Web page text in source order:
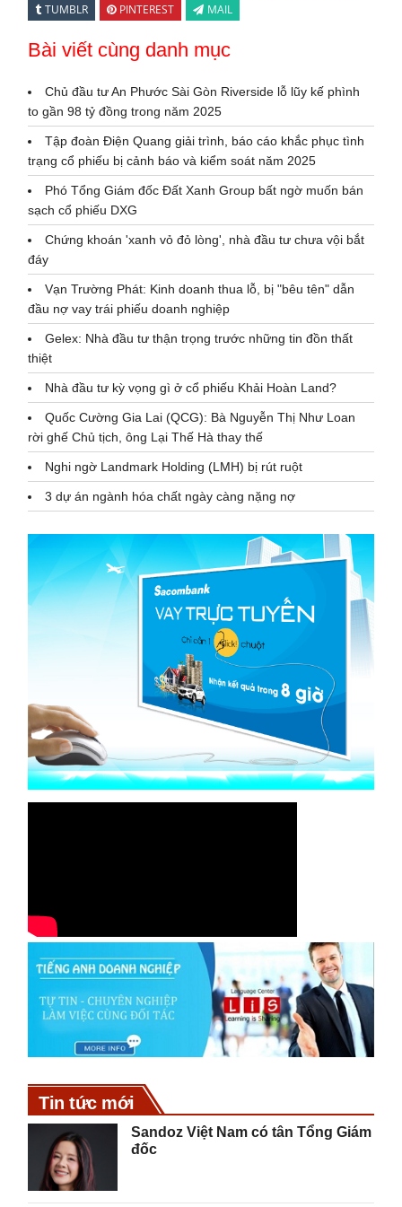
TUMBLR
PINTEREST MAIL
Bài viết cùng danh mục
Chủ đầu tư An Phước Sài Gòn Riverside lỗ lũy kế phình
to gần 98 tỷ đồng trong năm 2025
Tập đoàn Điện Quang giải trình, báo cáo khắc phục tình
trạng cổ phiếu bị cảnh báo và kiểm soát năm 2025
Phó Tổng Giám đốc Đất Xanh Group bất ngờ muốn bán
sạch cổ phiếu DXG
Chứng khoán 'xanh vỏ đỏ lòng', nhà đầu tư chưa vội bắt
đáy
Vạn Trường Phát: Kinh doanh thua lỗ, bị "bêu tên" dẫn
đầu nợ vay trái phiếu doanh nghiệp
Gelex: Nhà đầu tư thận trọng trước những tin đồn thất
thiệt
Nhà đầu tư kỳ vọng gì ở cổ phiếu Khải Hoàn Land?
Quốc Cường Gia Lai (QCG): Bà Nguyễn Thị Như Loan
rời ghế Chủ tịch, ông Lại Thế Hà thay thế
Nghi ngờ Landmark Holding (LMH) bị rút ruột
3 dự án ngành hóa chất ngày càng nặng nợ
Tin tức mới
Sandoz Việt Nam có tân Tổng Giám
đốc